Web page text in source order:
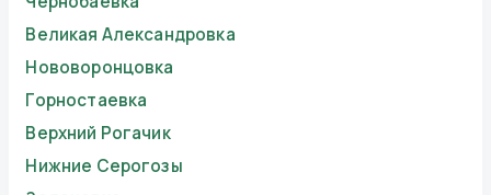
Великая Александровка
Нововоронцовка
Горностаевка
Верхний Рогачик
Нижние Серогозы